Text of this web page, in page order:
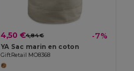
4,50 €4,84 € -7%
YA Sac marin en coton
GiftRetail MO8368